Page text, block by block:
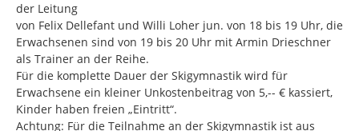
der Leitung
von Felix Dellefant und Willi Loher jun. von 18 bis 19 Uhr, die
Erwachsenen sind von 19 bis 20 Uhr mit Armin Drieschner
als Trainer an der Reihe.
Für die komplette Dauer der Skigymnastik wird für
Erwachsene ein kleiner Unkostenbeitrag von 5,-- € kassiert,
Kinder haben freien „Eintritt“.
Achtung: Für die Teilnahme an der Skigymnastik ist aus